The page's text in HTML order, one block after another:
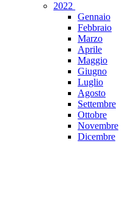
2022
Gennaio
Febbraio
Marzo
Aprile
Maggio
Giugno
Luglio
Agosto
Settembre
Ottobre
Novembre
Dicembre